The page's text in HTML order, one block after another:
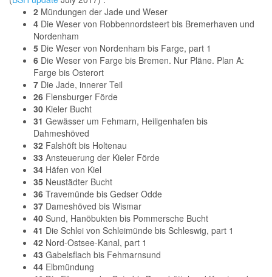
2 Mündungen der Jade und Weser
4 Die Weser von Robbennordsteert bis Bremerhaven und
Nordenham
5 Die Weser von Nordenham bis Farge, part 1
6 Die Weser von Farge bis Bremen. Nur Pläne. Plan A:
Farge bis Osterort
7 Die Jade, innerer Teil
26 Flensburger Förde
30 Kieler Bucht
31 Gewässer um Fehmarn, Heiligenhafen bis
Dahmeshöved
32 Falshöft bis Holtenau
33 Ansteuerung der Kieler Förde
34 Häfen von Kiel
35 Neustädter Bucht
36 Travemünde bis Gedser Odde
37 Dameshöved bis Wismar
40 Sund, Hanöbukten bis Pommersche Bucht
41 Die Schlei von Schleimünde bis Schleswig, part 1
42 Nord-Ostsee-Kanal, part 1
43 Gabelsflach bis Fehmarnsund
44 Elbmündung